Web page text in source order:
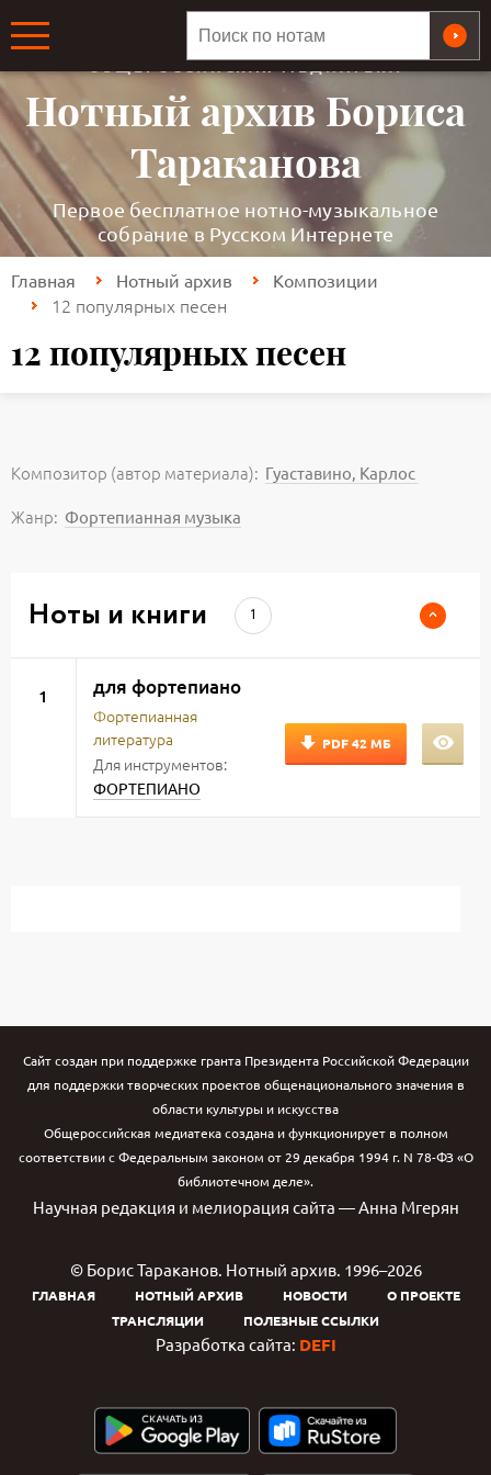
ОБЩЕРОССИЙСКАЯ МЕДИАТЕКА
Нотный архив Бориса
Тараканова
Первое бесплатное нотно-музыкальное
собрание в Русском Интернете
Главная Нотный архив Композиции
12 популярных песен
12 популярных песен
Композитор (автор материала): Гуаставино, Карлос
Жанр: Фортепианная музыка
Ноты и книги 1
1 для фортепиано
Фортепианная
литература
Для инструментов:
ФОРТЕПИАНО
PDF42 МБ
Сайт создан при поддержке гранта Президента Российской Федерации
для поддержки творческих проектов общенационального значения в
области культуры и искусства
Общероссийская медиатека создана и функционирует в полном
соответствии с Федеральным законом от 29 декабря 1994 г. N 78-ФЗ «О
библиотечном деле».
Научная редакция и мелиорация сайта — Анна Мгерян
© Борис Тараканов. Нотный архив. 1996–2026
ГЛАВНАЯ НОТНЫЙ АРХИВ НОВОСТИ
О ПРОЕКТЕ
ТРАНСЛЯЦИИ
ПОЛЕЗНЫЕ ССЫЛКИ
Разработка сайта: DEFI